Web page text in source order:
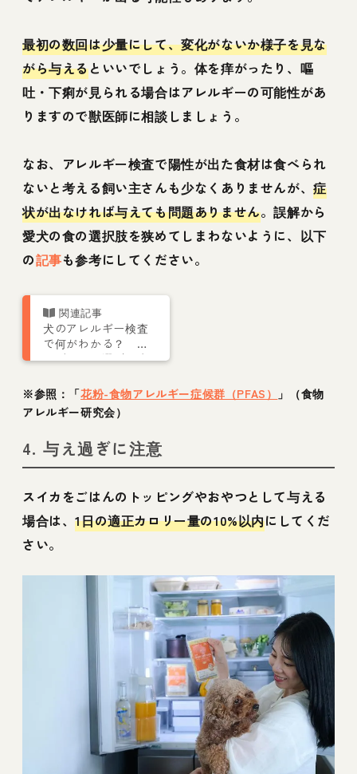
最初の数回は少量にして、変化がないか様子を見な
がら与えるといいでしょう。体を痒がったり、嘔
吐・下痢が見られる場合はアレルギーの可能性があ
りますので獣医師に相談しましょう。
なお、アレルギー検査で陽性が出た食材は食べられ
ないと考える飼い主さんも少なくありませんが、症
状が出なければ与えても問題ありません。誤解から
愛犬の食の選択肢を狭めてしまわないように、以下
の記事も参考にしてください。
犬のアレルギー検査
で何がわかる？ ド
ッグフード選びに生
※参照：「花粉-⾷物アレルギー症候群（PFAS）
」（食物
アレルギー研究会）
4. 与え過ぎに注意
スイカをごはんのトッピングやおやつとして与える
場合は、1日の適正カロリー量の10%以内にしてくだ
さい。